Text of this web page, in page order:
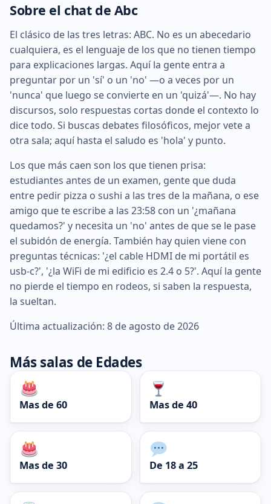
Sobre el chat de Abc
El clásico de las tres letras: ABC. No es un abecedario
cualquiera, es el lenguaje de los que no tienen tiempo
para explicaciones largas. Aquí la gente entra a
preguntar por un 'sí' o un 'no' —o a veces por un
'nunca' que luego se convierte en un 'quizá'—. No hay
discursos, solo respuestas cortas donde el contexto lo
dice todo. Si buscas debates filosóficos, mejor vete a
otra sala; aquí hasta el saludo es 'hola' y punto.
Los que más caen son los que tienen prisa:
estudiantes antes de un examen, gente que duda
entre pedir pizza o sushi a las tres de la mañana, o ese
amigo que te escribe a las 23:58 con un '¿mañana
quedamos?' y necesita un 'no' antes de que se le pase
el subidón de energía. También hay quien viene con
preguntas técnicas: '¿el cable HDMI de mi portátil es
usb-c?', '¿la WiFi de mi edificio es 2.4 o 5?'. Aquí la gente
no pierde el tiempo en rodeos, si saben la respuesta,
la sueltan.
Última actualización: 8 de agosto de 2026
Más salas de Edades
Mas de 60 Mas de 40
Mas de 30 De 18 a 25